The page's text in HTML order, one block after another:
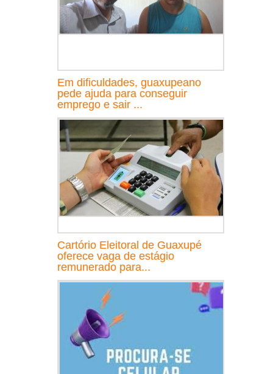
Em dificuldades, guaxupeano
pede ajuda para conseguir
emprego e sair ...
Cartório Eleitoral de Guaxupé
oferece vaga de estágio
remunerado para...